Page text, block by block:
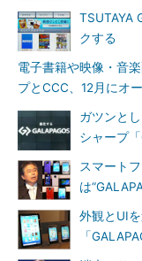
TSUTAYA
クする
電子書籍や映像・音
プとCCC、12月にオ
ガツンと
シャープ「
スマート
は
外観とUI
「